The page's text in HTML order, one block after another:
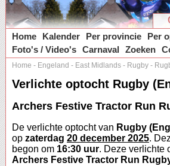
Home
Kalender Per provincie
Per
Foto's / Video's Carnaval Zoeken
Home - Engeland - East Midlands - Rugby -
Verlichte optocht Rugby
Archers Festive Tractor Run
De verlichte optocht van Rugby
op zaterdag 20 december 2025.
begon om 16:30 uur. Deze verlichte
Archers Festive Tractor Run